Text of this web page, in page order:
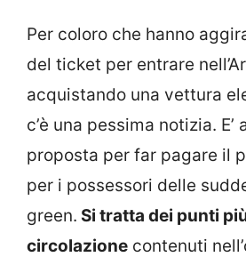
Per coloro che hanno
del ticket per entrare
acquistando una vettura
c’è una pessima notizia. E’
proposta per far pagare il
per i possessori delle
green. Si tratta dei punti
circolazione contenuti